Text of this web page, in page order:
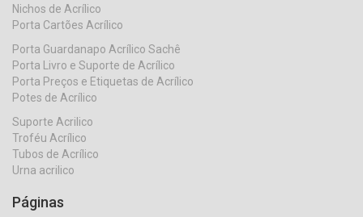
Nichos de Acrílico
Porta Cartões Acrílico
Porta Guardanapo Acrílico Sachê
Porta Livro e Suporte de Acrílico
Porta Preços e Etiquetas de Acrílico
Potes de Acrílico
Suporte Acrilico
Troféu Acrílico
Tubos de Acrílico
Urna acrilico
Páginas